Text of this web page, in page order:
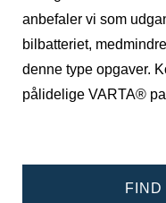
anbefaler vi som
bilbatteriet,
denne type opgaver.
pålidelige VARTA®